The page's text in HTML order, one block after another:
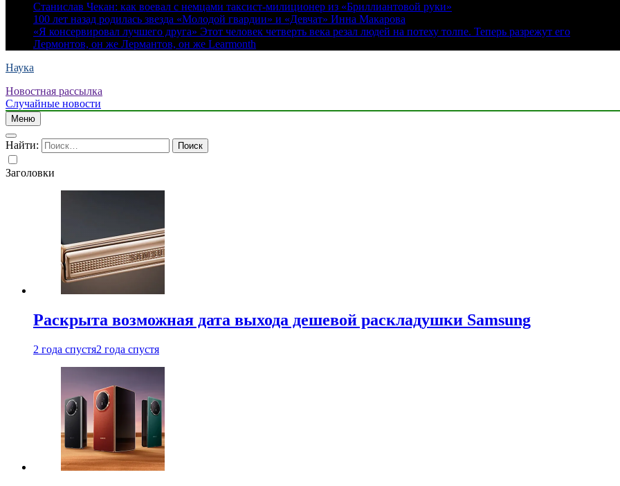
Станислав Чекан: как воевал с немцами таксист-милиционер из «Бриллиантовой руки»
100 лет назад родилась звезда «Молодой гвардии» и «Девчат» Инна Макарова
«Я консервировал лучшего друга» Этот человек четверть века резал людей на потеху толпе. Теперь разрежут его
Лермонтов, он же Лермантов, он же Learmonth
Наука
Новостная рассылка
Случайные новости
Меню
Найти:
Заголовки
Раскрыта возможная дата выхода дешевой раскладушки Samsung
2 года спустя2 года спустя